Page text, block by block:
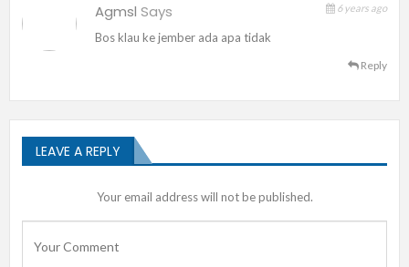
Agmsl Says 6 years ago
Bos klau ke jember ada apa tidak
Reply
LEAVE A REPLY
Your email address will not be published.